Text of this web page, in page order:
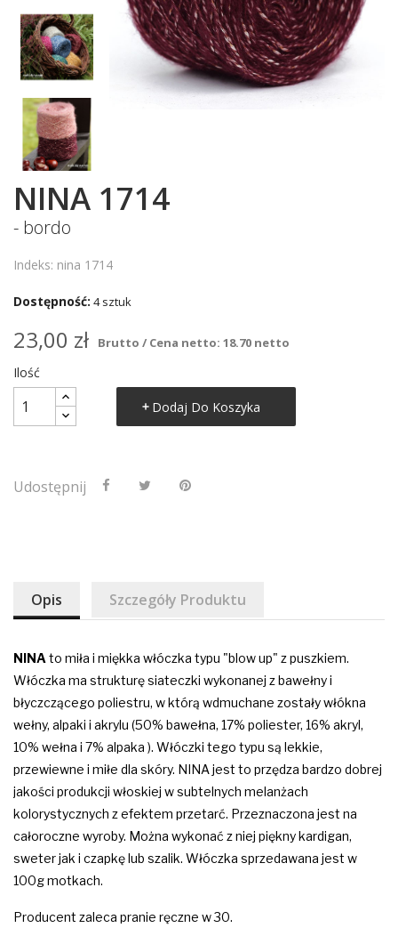
NINA 1714
- bordo
Indeks: nina 1714
Dostępność: 4 sztuk
23,00 zł Brutto / Cena netto: 18.70 netto
Ilość
Dodaj Do Koszyka
Udostępnij
Opis Szczegóły Produktu
NINAto miła i miękka włóczka typu "blow up" z puszkiem.
Włóczka ma strukturę siateczki wykonanej z bawełny i
błyczczącego poliestru, w którą wdmuchane zostały włókna
wełny, alpaki i akrylu (50% bawełna, 17% poliester, 16% akryl,
10% wełna i 7% alpaka ). Włóczki tego typu są lekkie,
przewiewne i miłe dla skóry. NINA jest to przędza bardzo dobrej
jakości produkcji włoskiej w subtelnych melanżach
kolorystycznych z efektem przetarć. Przeznaczona jest na
całoroczne wyroby. Można wykonać z niej piękny kardigan,
sweter jak i czapkę lub szalik. Włóczka sprzedawana jest w
100g motkach.
Producent zaleca pranie ręczne w 30.